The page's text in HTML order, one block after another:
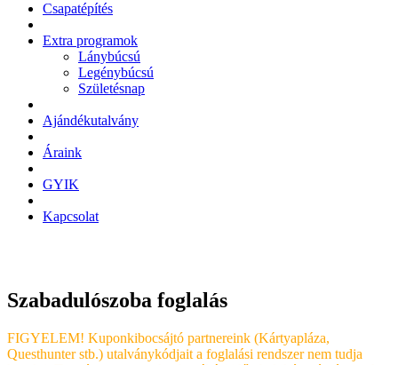
Csapatépítés
Extra programok
Lánybúcsú
Legénybúcsú
Születésnap
Ajándékutalvány
Áraink
GYIK
Kapcsolat
Szabadulószoba foglalás
FIGYELEM! Kuponkibocsájtó partnereink (Kártyapláza,
Questhunter stb.) utalványkódjait a foglalási rendszer nem tudja